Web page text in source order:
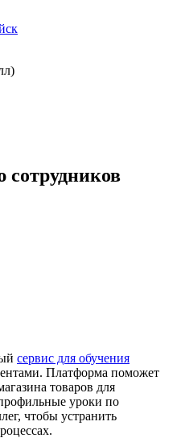
сотрудников
сервис для обучения
Платформа поможет
товаров для
уроки по
чтобы устранить